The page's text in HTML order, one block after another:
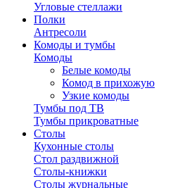
Угловые стеллажи
Полки
Антресоли
Комоды и тумбы
Комоды
Белые комоды
Комод в прихожую
Узкие комоды
Тумбы под ТВ
Тумбы прикроватные
Столы
Кухонные столы
Стол раздвижной
Столы-книжки
Столы журнальные